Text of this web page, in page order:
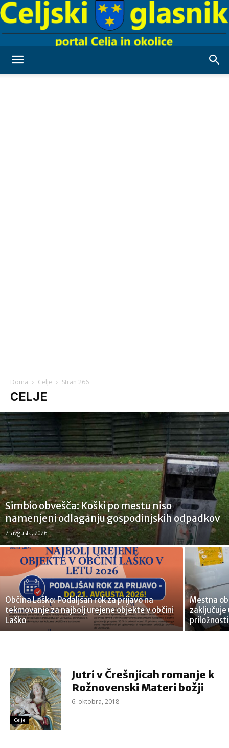
Doma Celje Stran 266
CELJE
Simbio obvešča: Koški po mestu niso
namenjeni odlaganju gospodinjskih odpadkov
7. avgusta, 2026
Občina Laško: Podaljšan rok za prijavo na
tekmovanje za najbolj urejene objekte v občini
Laško
Mestna
zaključuje
priložnosti
Celje
Jutri v Črešnjicah romanje k
Rožnovenski Materi božji
6. oktobra, 2018